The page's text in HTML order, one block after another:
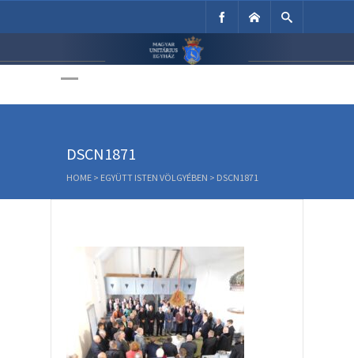
Unitárius Egyház
DSCN1871
HOME > EGYÜTT ISTEN VÖLGYÉBEN > DSCN1871